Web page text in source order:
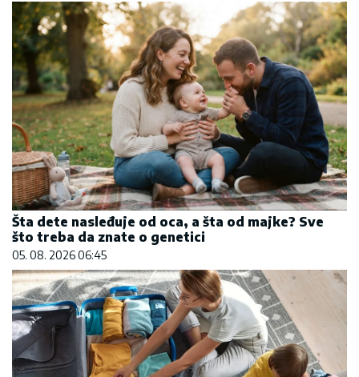
Šta dete nasleđuje od oca, a šta od majke? Sve
što treba da znate o genetici
05. 08. 2026 06:45